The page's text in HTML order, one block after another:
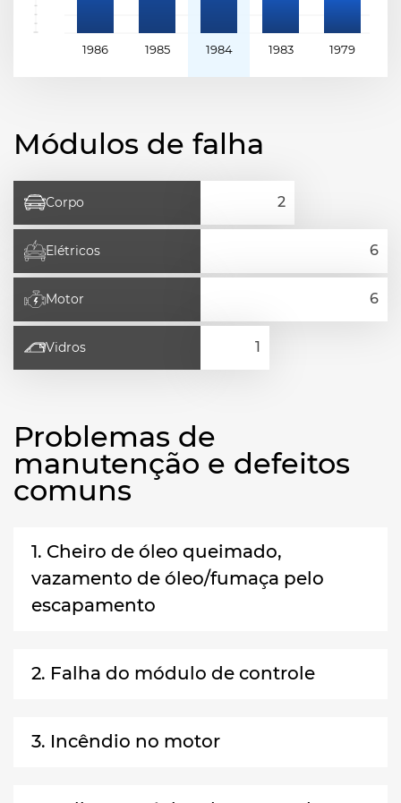
1986 1985 1984 1983 1979
Módulos de falha
Corpo
Elétricos
Motor
Vidros
Problemas de
manutenção e defeitos
comuns
1. Cheiro de óleo queimado,
vazamento de óleo/fumaça pelo
escapamento
2. Falha do módulo de controle
3. Incêndio no motor